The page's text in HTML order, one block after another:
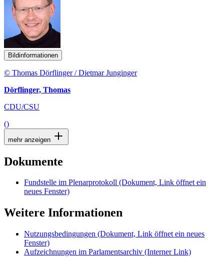
Bildinformationen
© Thomas Dörflinger / Dietmar Junginger
Dörflinger, Thomas
CDU/CSU
()
mehr anzeigen
Dokumente
Fundstelle im Plenarprotokoll (Dokument, Link öffnet ein
neues Fenster)
Weitere Informationen
Nutzungsbedingungen (Dokument, Link öffnet ein neues
Fenster)
Aufzeichnungen im Parlamentsarchiv (Interner Link)